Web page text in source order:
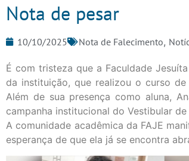
Nota de pesar
10/10/2025 Nota de Falecimento,
É com tristeza que a Faculdade
da instituição, que realizou o curso
Além de sua presença como aluna,
campanha institucional do Vestibular de
A comunidade acadêmica da FAJE
esperança de que ela já se encontra